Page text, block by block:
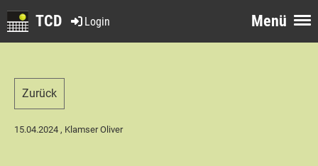
Menü
Login
TCD
Zurück
15.04.2024 , Klamser Oliver